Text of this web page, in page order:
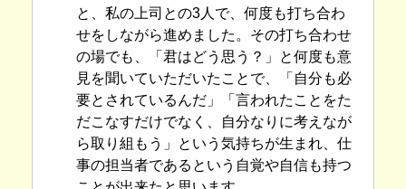
と、私の上司との3人で、何度も打ち合わ
せをしながら進めました。その打ち合わせ
の場でも、「君はどう思う？」と何度も意
見を聞いていただいたことで、「自分も必
要とされているんだ」「言われたことをた
だこなすだけでなく、自分なりに考えなが
ら取り組もう」という気持ちが生まれ、仕
事の担当者であるという自覚や自信も持つ